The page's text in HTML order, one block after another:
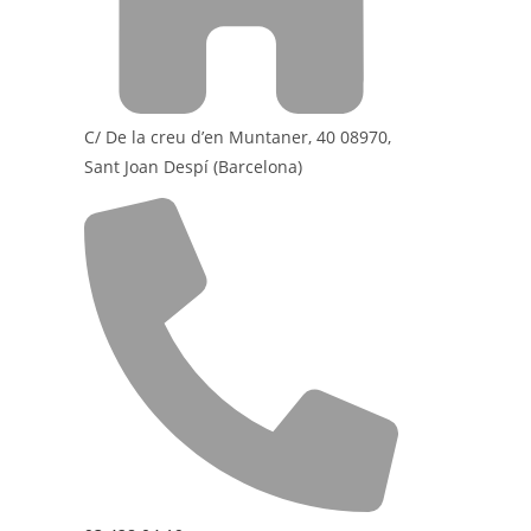
C/ De la creu d’en Muntaner, 40 08970,
Sant Joan Despí (Barcelona)